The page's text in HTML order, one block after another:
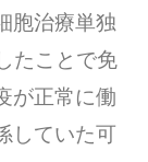
胞治療単独
たことで免
が正常に働
していた可